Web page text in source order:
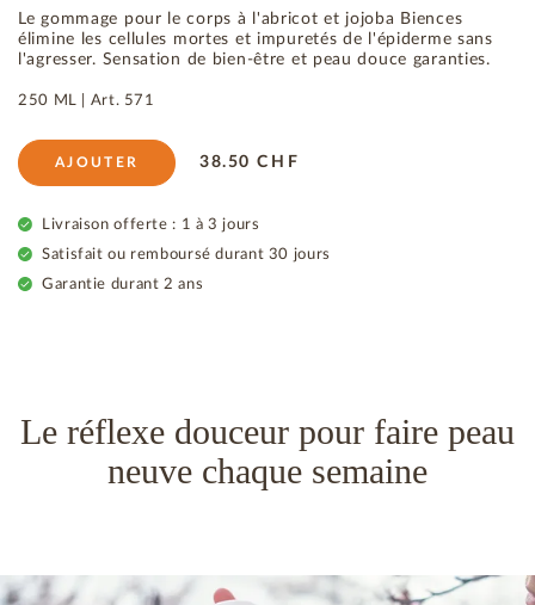
Le gommage pour le corps à l'abricot et jojoba Biences
élimine les cellules mortes et impuretés de l'épiderme sans
l'agresser. Sensation de bien-être et peau douce garanties.
250 ML | Art. 571
AJOUTER 38.50 CHF
Livraison offerte : 1 à 3 jours
Satisfait ou remboursé durant 30 jours
Garantie durant 2 ans
Le réflexe douceur pour faire peau
neuve chaque semaine